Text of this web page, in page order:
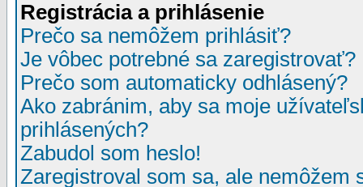
Registrácia a prihlásenie
Prečo sa nemôžem prihlásiť?
Je vôbec potrebné sa zaregistrovať?
Prečo som automaticky odhlásený?
Ako zabránim, aby sa moje
prihlásených?
Zabudol som heslo!
Zaregistroval som sa, ale nemôžem